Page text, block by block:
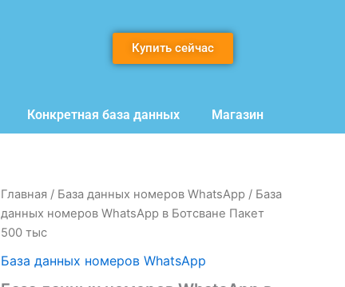
Купить сейчас
Конкретная база данных Магазин
Главная / База данных номеров WhatsApp / База
данных номеров WhatsApp в Ботсване Пакет
500 тыс
База данных номеров WhatsApp
Количество
База
данных
номеров
WhatsApp